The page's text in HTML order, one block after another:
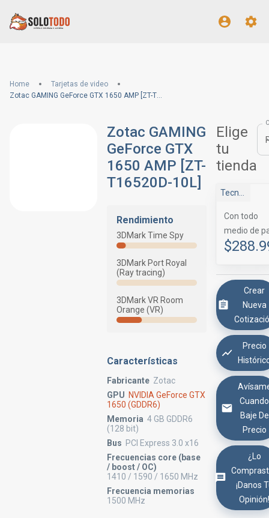
Home
Tarjetas de video
Zotac GAMING GeForce GTX 1650 AMP [ZT-T16520D-10L]
Zotac GAMING
GeForce GTX
1650 AMP [ZT-
T16520D-10L]
Rendimiento
3DMark Time Spy
3DMark Port Royal
(Ray tracing)
3DMark VR Room
Orange (VR)
Características
Fabricante Zotac
GPU NVIDIA GeForce GTX
1650 (GDDR6)
Memoria 4 GB GDDR6
(128 bit)
Bus PCI Express 3.0 x16
Frecuencias core (base
/ boost / OC)
1410 / 1590 / 1650 MHz
Frecuencia memorias
1500 MHz
Elige
tu
tienda
TecnoSite
Con todo
medio de
Crear
Nueva
Precio
Cuando
Baje De
Precio
¿Lo
¡Danos